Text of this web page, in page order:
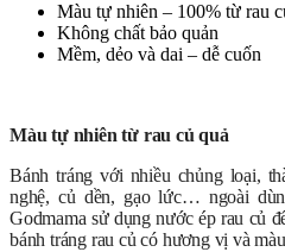
Màu tự nhiên – 100% từ rau
Không chất bảo quản
Mềm, dẻo và dai – dễ cuốn
Màu tự nhiên từ rau củ quả
Bánh tráng với nhiều chủng loại,
nghệ, củ dền, gạo lức… ngoài
Godmama sử dụng nước ép rau củ
bánh tráng rau củ có hương vị và